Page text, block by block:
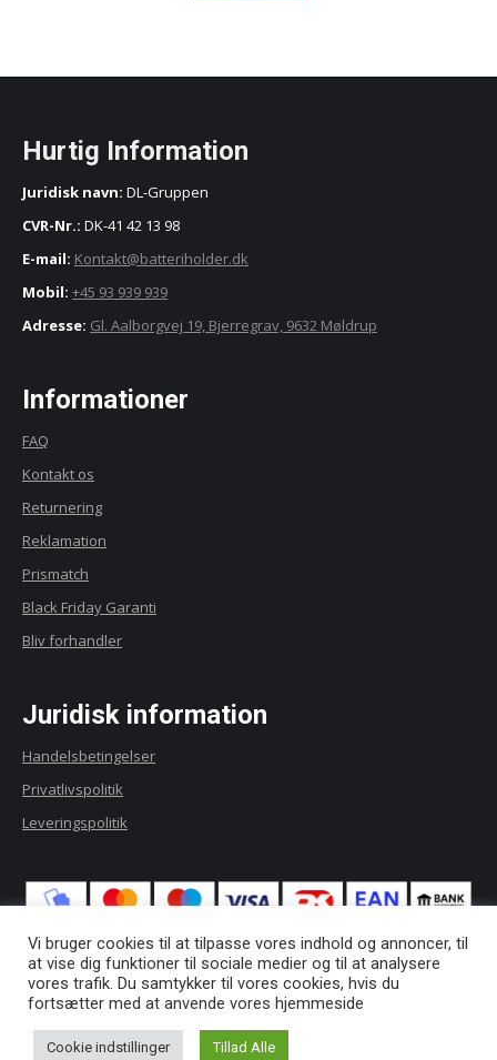
Hurtig Information
Juridisk navn: DL-Gruppen
CVR-Nr.: DK-41 42 13 98
E-mail: Kontakt@batteriholder.dk
Mobil: +45 93 939 939
Adresse: Gl. Aalborgvej 19, Bjerregrav, 9632 Møldrup
Informationer
FAQ
Kontakt os
Returnering
Reklamation
Prismatch
Black Friday Garanti
Bliv forhandler
Juridisk information
Handelsbetingelser
Privatlivspolitik
Leveringspolitik
Vi sender til
© Copyright 2023 - Batteriholder.dk designet og opsat af
Vi bruger cookies til at tilpasse vores indhold og annoncer, til
at vise dig funktioner til sociale medier og til at analysere
vores trafik. Du samtykker til vores cookies, hvis du
fortsætter med at anvende vores hjemmeside
Cookie indstillinger Tillad Alle